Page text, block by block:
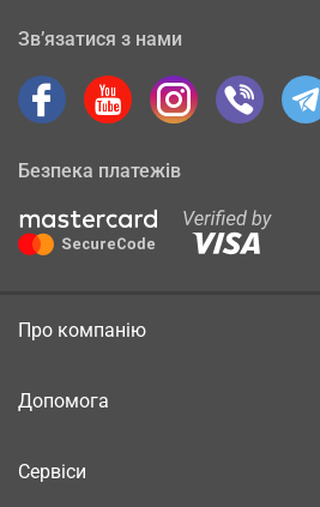
Зв’язатися з нами
Безпека платежів
Про компанію
Допомога
Сервіси